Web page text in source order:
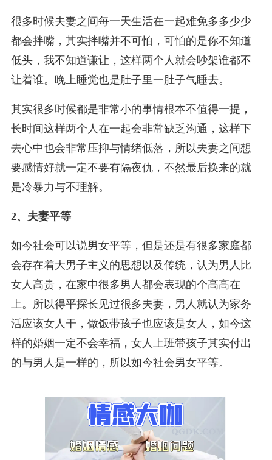
很多时候夫妻之间每一天生活在一起难免多多少少
都会拌嘴，其实拌嘴并不可怕，可怕的是你不知道
低头，我不知道谦让，这样两个人就会吵架谁都不
让着谁。晚上睡觉也是肚子里一肚子气睡去。
其实很多时候都是非常小的事情根本不值得一提，
长时间这样两个人在一起会非常缺乏沟通，这样下
去心中也会非常压抑与情绪低落，所以夫妻之间想
要感情好就一定不要有隔夜仇，不然最后换来的就
是冷暴力与不理解。
2、夫妻平等
如今社会可以说男女平等，但是还是有很多家庭都
会存在着大男子主义的思想以及传统，认为男人比
女人高贵，在家中很多男人都会表现的个高高在
上。所以得平探长见过很多夫妻，男人就认为家务
活应该女人干，做饭带孩子也应该是女人，如今这
样的婚姻一定不会幸福，女人上班带孩子其实付出
的与男人是一样的，所以如今社会男女平等。